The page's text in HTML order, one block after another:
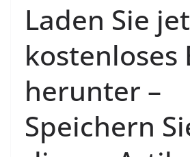
Laden Sie
kostenloses
herunter –
Speichern